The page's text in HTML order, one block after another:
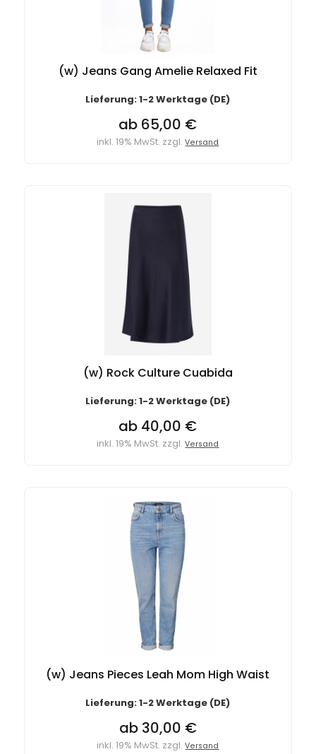
(w) Jeans Gang Amelie Relaxed Fit
Lieferung: 1-2 Werktage (DE)
ab 65,00 €
inkl. 19% MwSt. zzgl.Versand
(w) Rock Culture Cuabida
Lieferung: 1-2 Werktage (DE)
ab 40,00 €
inkl. 19% MwSt. zzgl.Versand
(w) Jeans Pieces Leah Mom High Waist
Lieferung: 1-2 Werktage (DE)
ab 30,00 €
inkl. 19% MwSt. zzgl.Versand